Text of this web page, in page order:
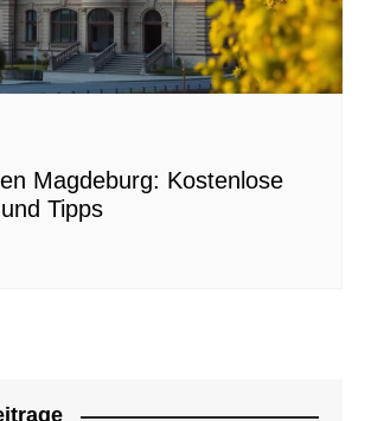
Magdeburg: Kostenlose
Tipps